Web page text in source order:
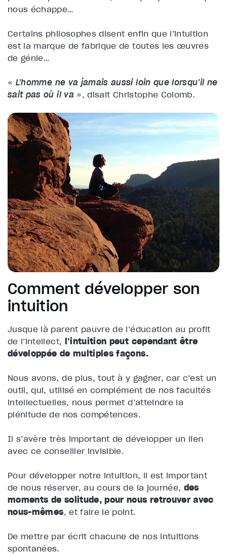
nous échappe…
Certains philosophes disent enfin que l’intuition
est la marque de fabrique de toutes les œuvres
de génie…
« L’homme ne va jamais aussi loin que lorsqu’il ne
sait pas où il va », disait Christophe Colomb.
Comment développer son
intuition
Jusque là parent pauvre de l’éducation au profit
de l’intellect, l’intuition peut cependant être
développée de multiples façons.
Nous avons, de plus, tout à y gagner, car c’est un
outil, qui, utilisé en complément de nos facultés
intellectuelles, nous permet d’atteindre la
plénitude de nos compétences.
Il s’avère très important de développer un lien
avec ce conseiller invisible.
Pour développer notre intuition, il est important
de nous réserver, au cours de la journée, des
moments de solitude, pour nous retrouver avec
nous-mêmes, et faire le point.
De mettre par écrit chacune de nos intuitions
spontanées.